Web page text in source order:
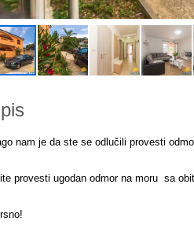
nam je da ste se odlučili provesti
provesti ugodan odmor na moru sa